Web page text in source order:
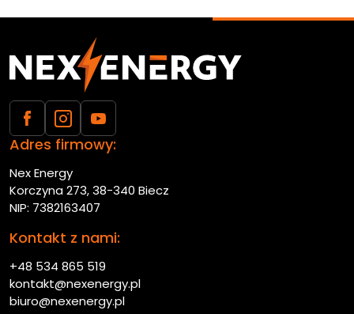
Adres firmowy:
Nex Energy
Korczyna 273, 38-340 Biecz
NIP: 7382163407
Kontakt z nami:
+48 534 865 519
kontakt@nexenergy.pl
biuro@nexenergy.pl